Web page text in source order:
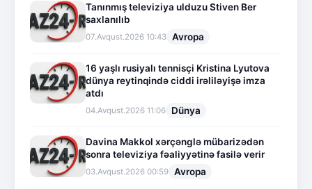
Tanınmış televiziya ulduzu Stiven Ber
saxlanılıb
07.Avqust.2026 10:43 Avropa
16 yaşlı rusiyalı tennisçi Kristina Lyutova
dünya reytinqində ciddi irəliləyişə imza
atdı
04.Avqust.2026 11:06 Dünya
Davina Makkol xərçənglə mübarizədən
sonra televiziya fəaliyyətinə fasilə verir
03.Avqust.2026 00:59 Avropa